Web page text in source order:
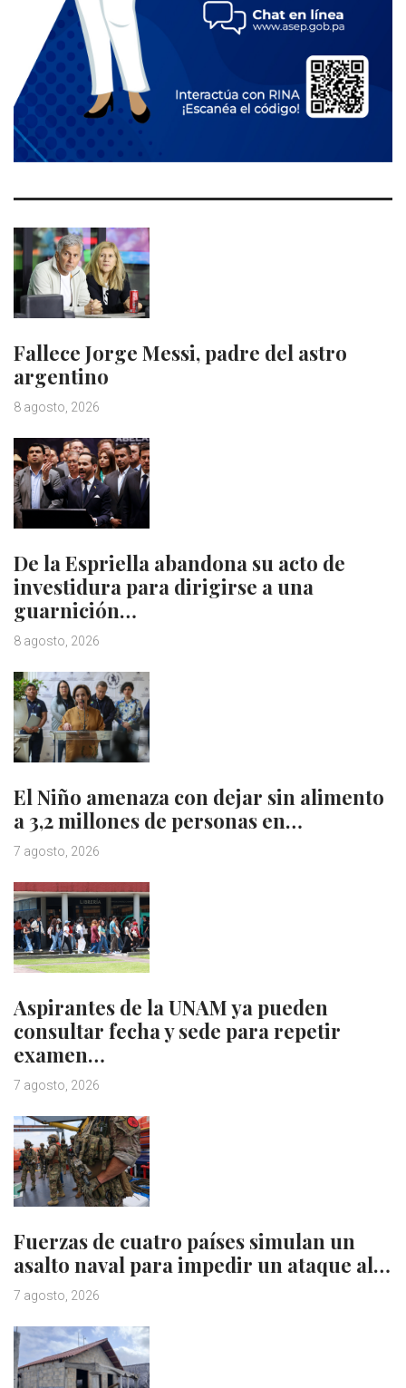
Fallece Jorge Messi, padre del astro
argentino
8 agosto, 2026
De la Espriella abandona su acto de
investidura para dirigirse a una
guarnición…
8 agosto, 2026
El Niño amenaza con dejar sin alimento
a 3,2 millones de personas en…
7 agosto, 2026
Aspirantes de la UNAM ya pueden
consultar fecha y sede para repetir
examen…
7 agosto, 2026
Fuerzas de cuatro países simulan un
asalto naval para impedir un ataque al…
7 agosto, 2026